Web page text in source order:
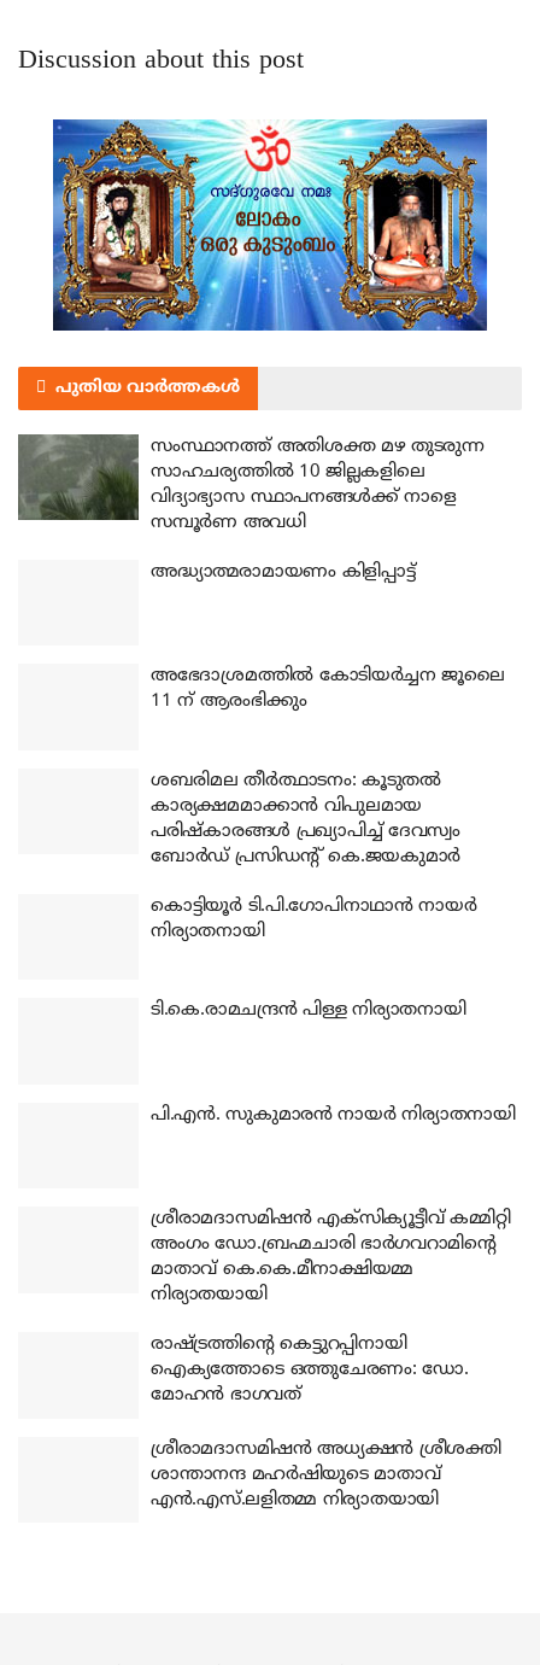
Discussion about this post
പുതിയ വാർത്തകൾ
സംസ്ഥാനത്ത് അതിശക്ത മഴ തുടരുന്ന
സാഹചര്യത്തിൽ 10 ജില്ലകളിലെ
വിദ്യാഭ്യാസ സ്ഥാപനങ്ങൾക്ക് നാളെ
സമ്പൂർണ അവധി
അദ്ധ്യാത്മരാമായണം കിളിപ്പാട്ട്
അഭേദാശ്രമത്തില്‍ കോടിയര്‍ച്ചന ജൂലൈ
11 ന് ആരംഭിക്കും
ശബരിമല തീര്‍ത്ഥാടനം: കൂടുതല്‍
കാര്യക്ഷമമാക്കാന്‍ വിപുലമായ
പരിഷ്‌കാരങ്ങള്‍ പ്രഖ്യാപിച്ച് ദേവസ്വം
ബോര്‍ഡ് പ്രസിഡന്റ് കെ.ജയകുമാര്‍
കൊട്ടിയൂര്‍ ടി.പി.ഗോപിനാഥാന്‍ നായര്‍
നിര്യാതനായി
ടി.കെ.രാമചന്ദ്രന്‍ പിള്ള നിര്യാതനായി
പി.എന്‍. സുകുമാരന്‍ നായര്‍ നിര്യാതനായി
ശ്രീരാമദാസമിഷന്‍ എക്‌സിക്യൂട്ടീവ് കമ്മിറ്റി
അംഗം ഡോ.ബ്രഹ്മചാരി ഭാര്‍ഗവറാമിന്റെ
മാതാവ് കെ.കെ.മീനാക്ഷിയമ്മ
നിര്യാതയായി
രാഷ്ട്രത്തിന്റെ കെട്ടുറപ്പിനായി
ഐക്യത്തോടെ ഒത്തുചേരണം: ഡോ.
മോഹന്‍ ഭാഗവത്
ശ്രീരാമദാസമിഷന്‍ അധ്യക്ഷന്‍ ശ്രീശക്തി
ശാന്താനന്ദ മഹര്‍ഷിയുടെ മാതാവ്
എന്‍.എസ്.ലളിതമ്മ നിര്യാതയായി